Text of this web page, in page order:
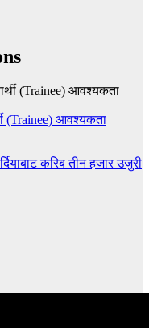
(Trainee) आवश्यकता
करिब तीन हजार उजुरी